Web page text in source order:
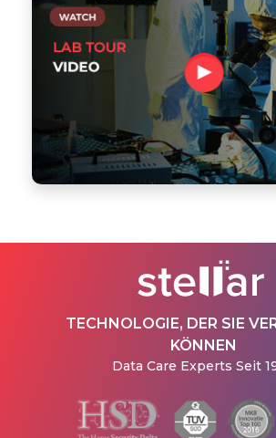
TECHNOLOGIE, DER SIE
KÖNNEN
Data Care Experts Seit